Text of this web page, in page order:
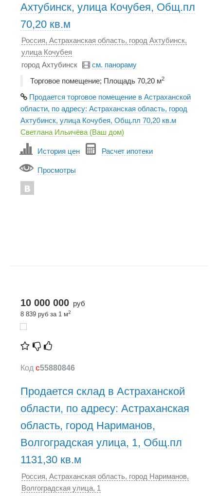
Ахтубинск, улица Кочубея, Общ.пл
70,20 кв.м
Россия, Астраханская область, город Ахтубинск,
улица Кочубея
город Ахтубинск
см. панораму
Торговое помещение; Площадь 70,20 м2
Продается торговое помещение в Астраханской
области, по адресу: Астраханская область, город
Ахтубинск, улица Кочубея, Общ.пл 70,20 кв.м
Светлана Ильичёва (Ваш дом)
История цен Расчет ипотеки
Просмотры
10 000 000 руб
8 839 руб за 1 м2
Код c55880846
Продается склад в Астраханской
области, по адресу: Астраханская
область, город Нариманов,
Волгоградская улица, 1, Общ.пл
1131,30 кв.м
Россия, Астраханская область, город Нариманов,
Волгоградская улица, 1